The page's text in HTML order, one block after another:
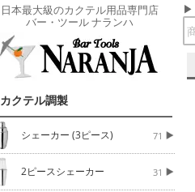
日本最大級のカクテル用品専門店
バー・ツール ナランハ
カクテル調製
シェーカー (3ピース) 71
2ピースシェーカー 31